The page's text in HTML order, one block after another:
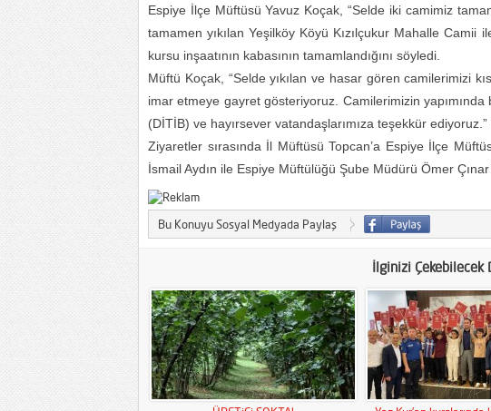
Espiye İlçe Müftüsü Yavuz Koçak, “Selde iki camimiz
tamamen yıkılan Yeşilköy Köyü Kızılçukur Mahalle Camii
kursu inşaatının kabasının tamamlandığını söyledi.
Müftü Koçak, “Selde yıkılan ve hasar gören camilerimizi
imar etmeye gayret gösteriyoruz. Camilerimizin
(DİTİB) ve hayırsever vatandaşlarımıza teşekkür ediyoruz.”
Ziyaretler sırasında İl Müftüsü Topcan’a Espiye İlçe
İsmail Aydın ile Espiye Müftülüğü Şube Müdürü Ömer
Bu Konuyu Sosyal Medyada Paylaş
İlginizi Çekebilecek